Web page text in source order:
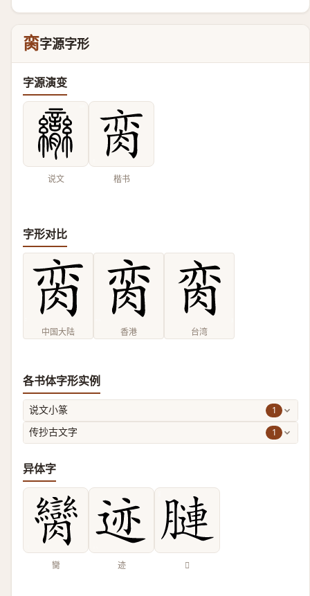
脔字源字形
字源演变
说文 楷书
字形对比
中国大陆 香港 台湾
各书体字形实例
说文小篆 1
传抄古文字 1
异体字
臠 迹 𦟪